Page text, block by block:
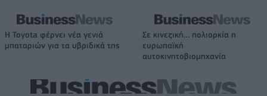
Η Toyota φέρνει νέα γενιά
μπαταριών για τα υβριδικά της
Σε κινεζική… πολιορκία η
ευρωπαϊκή
αυτοκινητοβιομηχανία